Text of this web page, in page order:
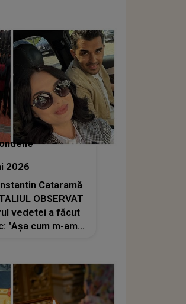
2026
Cataramă
OBSERVAT
vedetei a făcut
"Așa cum m-am